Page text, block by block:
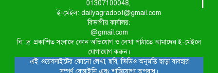
01307100048,
ই-মেইল: dailyagradoot@gmail.com
বিভাগীয় কার্যালয়:
@gmail.com
বি: দ্র: প্রকাশিত সংবাদে কোন অভিযোগ ও লেখা পাঠাতে আমাদের ই-মেইলে
যোগাযোগ করুন।
এই ওয়েবসাইটের কোনো লেখা, ছবি, ভিডিও অনুমতি ছাড়া ব্যবহার